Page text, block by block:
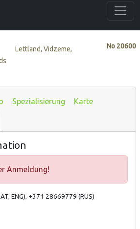
No 20600
Lettland, Vidzeme,
Spezialisierung Karte
Anmeldung!
ENG), +371 28669779 (RUS)